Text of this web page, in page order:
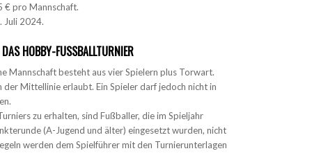
€ pro Mannschaft.
Juli 2024.
HOBBY-FUSSBALLTURNIER
Mannschaft besteht aus vier Spielern plus Torwart.
der Mittellinie erlaubt. Ein Spieler darf jedoch nicht in
zu erhalten, sind Fußballer, die im Spieljahr
(A-Jugend und älter) eingesetzt wurden, nicht
werden dem Spielführer mit den Turnierunterlagen